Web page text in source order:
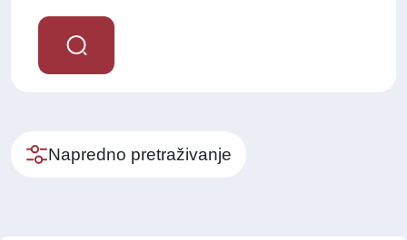
Napredno pretraživanje